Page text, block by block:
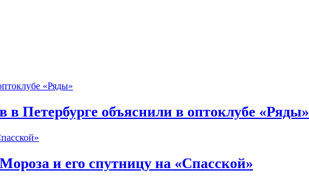
Петербурге объяснили в оптоклубе «Ряды»
и его спутницу на «Спасской»